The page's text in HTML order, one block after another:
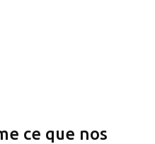
ce que nos